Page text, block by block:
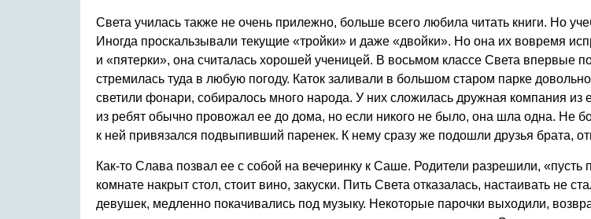
Света училась также не очень прилежно, больше всего любила читать книги. Но
Иногда проскальзывали текущие «тройки» и даже «двойки». Но она их вовремя
и «пятерки», она считалась хорошей ученицей. В восьмом классе Света впервые
стремилась туда в любую погоду. Каток заливали в большом старом парке
светили фонари, собиралось много народа. У них сложилась дружная компания из
из ребят обычно провожал ее до дома, но если никого не было, она шла одна. Не
к ней привязался подвыпивший паренек. К нему сразу же подошли друзья брата,
Как-то Слава позвал ее с собой на вечеринку к Саше. Родители разрешили,
комнате накрыт стол, стоит вино, закуски. Пить Света отказалась, настаивать не
девушек, медленно покачивались под музыку. Некоторые парочки выходили,